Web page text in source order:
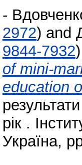
-
2972) and
9844-7932)
of mini-
education
рік .
Україна,